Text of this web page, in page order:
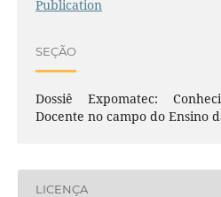
Publication
SEÇÃO
Dossiê Expomatec:
Docente no campo do Ensino
LICENÇA